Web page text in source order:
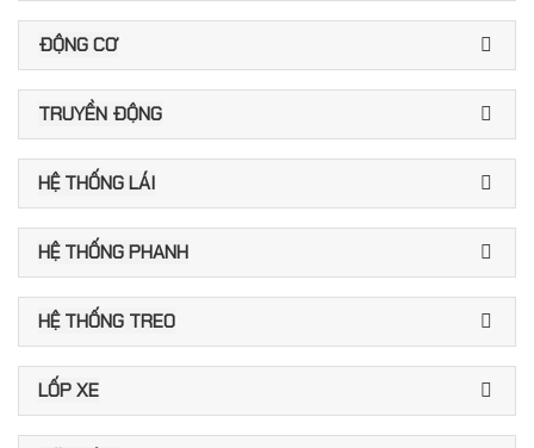
ĐỘNG CƠ
TRUYỀN ĐỘNG
HỆ THỐNG LÁI
HỆ THỐNG PHANH
HỆ THỐNG TREO
LỐP XE